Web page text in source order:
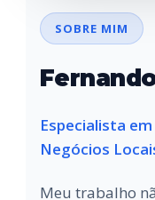
SOBRE MIM
Especialista
Negócios
Meu trabalho